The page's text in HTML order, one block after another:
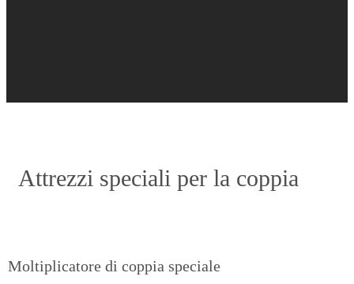
Attrezzi speciali per la coppia
Moltiplicatore di coppia speciale